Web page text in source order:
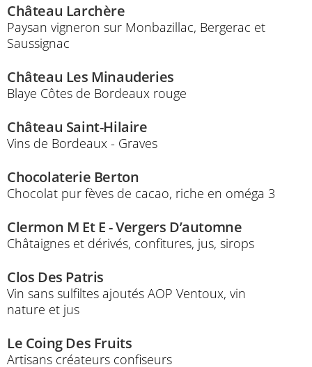
Château Larchère
Paysan vigneron sur Monbazillac, Bergerac et
Saussignac
Château Les Minauderies
Blaye Côtes de Bordeaux rouge
Château Saint-Hilaire
Vins de Bordeaux - Graves
Chocolaterie Berton
Chocolat pur fèves de cacao, riche en oméga 3
Clermon M Et E - Vergers D’automne
Châtaignes et dérivés, confitures, jus, sirops
Clos Des Patris
Vin sans sulfiltes ajoutés AOP Ventoux, vin
nature et jus
Le Coing Des Fruits
Artisans créateurs confiseurs